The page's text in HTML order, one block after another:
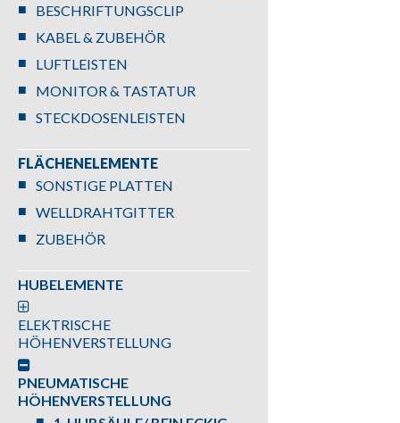
BESCHRIFTUNGSCLIP
KABEL & ZUBEHÖR
LUFTLEISTEN
MONITOR & TASTATUR
STECKDOSENLEISTEN
FLÄCHENELEMENTE
SONSTIGE PLATTEN
WELLDRAHTGITTER
ZUBEHÖR
HUBELEMENTE
ELEKTRISCHE
HÖHENVERSTELLUNG
PNEUMATISCHE
HÖHENVERSTELLUNG